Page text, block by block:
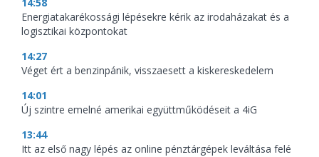
Energiatakarékossági lépésekre kérik az irodaházakat és a
logisztikai központokat
14:27
Véget ért a benzinpánik, visszaesett a kiskereskedelem
14:01
Új szintre emelné amerikai együttműködéseit a 4iG
13:44
Itt az első nagy lépés az online pénztárgépek leváltása felé